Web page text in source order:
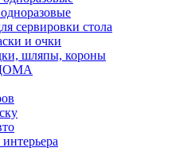
сервировки стола
и очки
шляпы, короны